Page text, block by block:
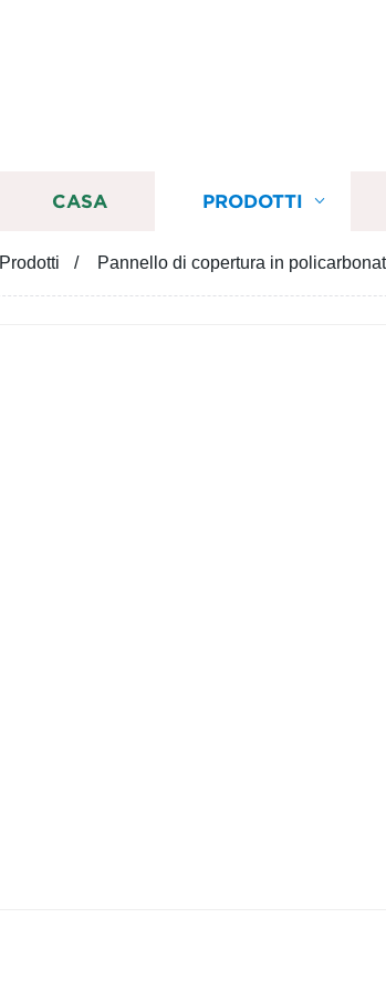
CASA PRODOTTI
Prodotti Pannello di copertura in